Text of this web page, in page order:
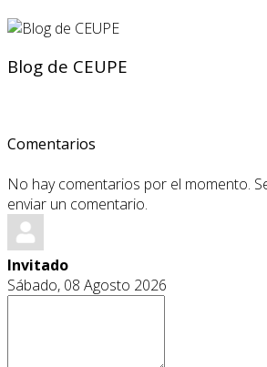
Blog de CEUPE
Comentarios
No hay comentarios por el momento.
enviar un comentario.
Invitado
Sábado, 08 Agosto 2026